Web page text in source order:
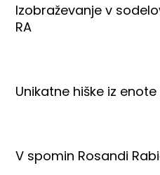
Izobraževanje v
RA
Unikatne hiške iz
V spomin Rosandi